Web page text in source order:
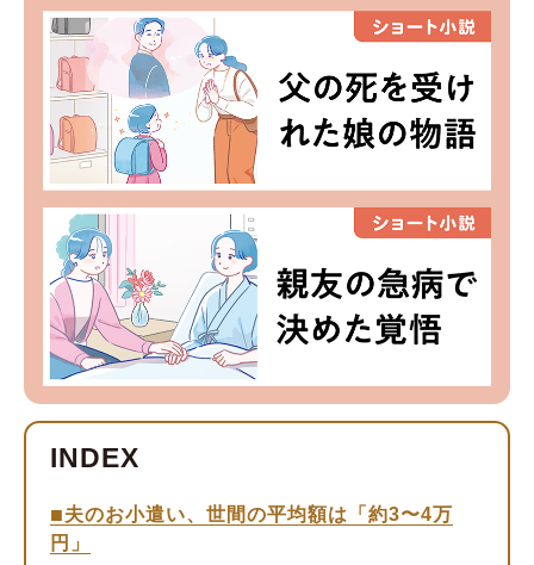
夫のお小遣い、世間の平均額は「約3〜4万
円」